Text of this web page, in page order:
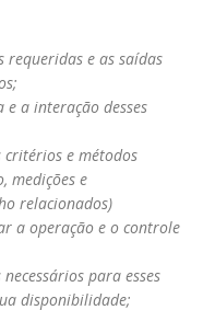
e as saídas
a interação desses
e métodos
medições e
relacionados)
a operação e o controle
para esses
disponibilidade;